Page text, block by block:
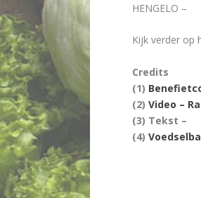
HENGELO –
Kijk verder op
Credits
(1)
(2) Video –
(3) Tekst –
(4)